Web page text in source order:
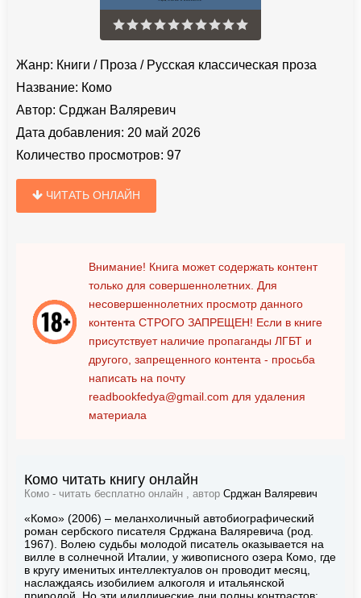
Жанр: Книги / Проза / Русская классическая проза
Название: Комо
Автор: Срджан Валяревич
Дата добавления: 20 май 2026
Количество просмотров: 97
ЧИТАТЬ ОНЛАЙН
Внимание! Книга может содержать контент
только для совершеннолетних. Для
несовершеннолетних просмотр данного
контента СТРОГО ЗАПРЕЩЕН! Если в книге
присутствует наличие пропаганды ЛГБТ и
другого, запрещенного контента - просьба
написать на почту
readbookfedya@gmail.com для удаления
материала
Комо читать книгу онлайн
Комо - читать бесплатно онлайн , автор Срджан Валяревич
«Комо» (2006) – меланхоличный автобиографический
роман сербского писателя Срджана Валяревича (род.
1967). Волею судьбы молодой писатель оказывается на
вилле в солнечной Италии, у живописного озера Комо, где
в кругу именитых интеллектуалов он проводит месяц,
наслаждаясь изобилием алкоголя и итальянской